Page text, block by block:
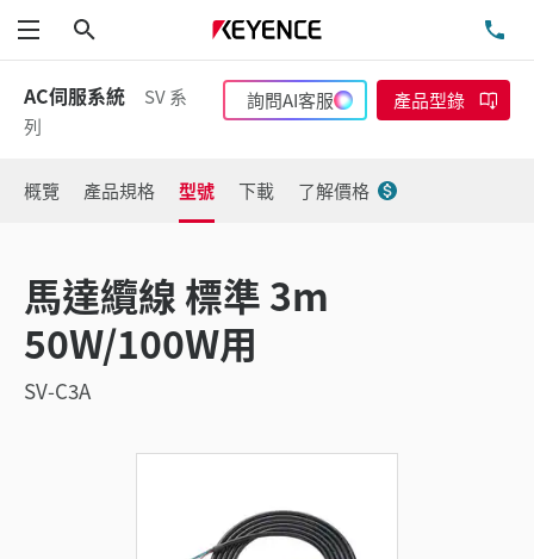
功能表
AC伺服系統
SV 系
列
詢問AI客服 產品型錄
概覽 產品規格 型號 下載 了解價格
馬達纜線 標準 3m
50W/100W用
SV-C3A